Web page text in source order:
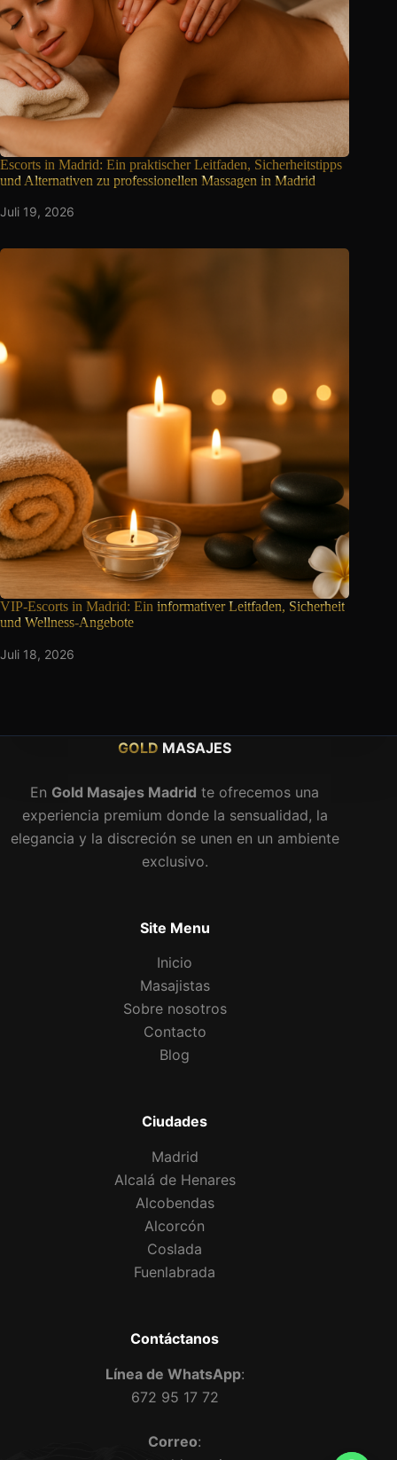
Escorts in Madrid: Ein praktischer Leitfaden, Sicherheitstipps
und Alternativen zu professionellen Massagen in Madrid
Juli 19, 2026
VIP-Escorts in Madrid: Ein informativer Leitfaden, Sicherheit
und Wellness-Angebote
Juli 18, 2026
GOLD MASAJES
En Gold Masajes Madrid te ofrecemos una
experiencia premium donde la sensualidad, la
elegancia y la discreción se unen en un ambiente
exclusivo.
Site Menu
Inicio
Masajistas
Sobre nosotros
Contacto
Blog
Ciudades
Madrid
Alcalá de Henares
Alcobendas
Alcorcón
Coslada
Fuenlabrada
Contáctanos
Línea de WhatsApp:
672 95 17 72
Correo: